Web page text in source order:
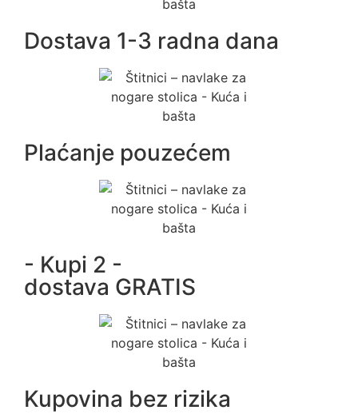
Dostava 1-3 radna dana
Plaćanje pouzećem
- Kupi 2 -
dostava GRATIS
Kupovina bez rizika